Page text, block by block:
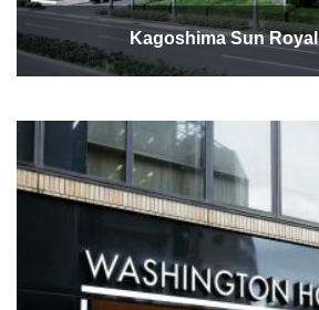
Kagoshima Sun